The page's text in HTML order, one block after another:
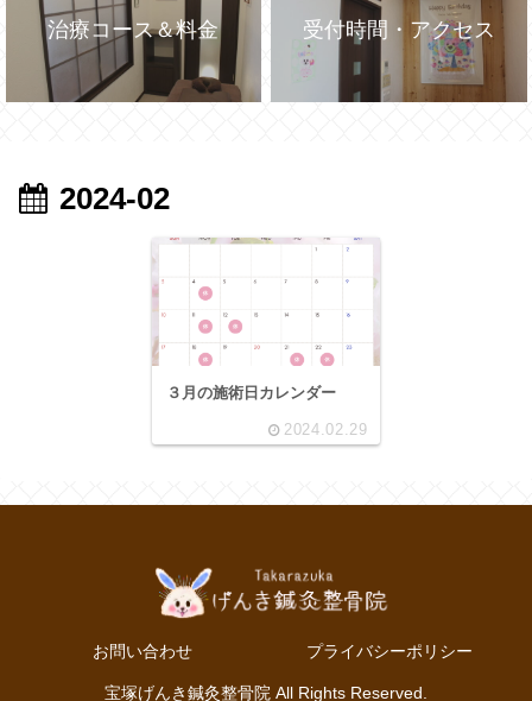
治療コース＆料金 受付時間・アクセス
2024-02
３月の施術日カレンダー
2024.02.29
お問い合わせ プライバシーポリシー
宝塚げんき鍼灸整骨院 All Rights Reserved.